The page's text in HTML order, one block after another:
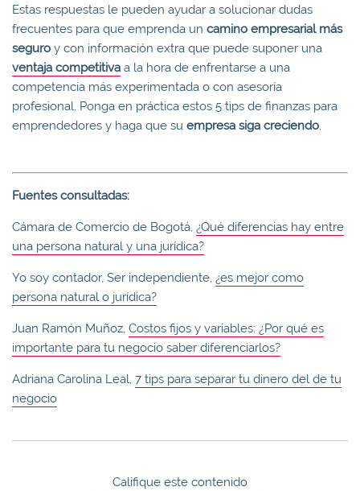
Estas respuestas le pueden ayudar a solucionar dudas
frecuentes para que emprenda un camino empresarial más
seguro y con información extra que puede suponer una
ventaja competitiva a la hora de enfrentarse a una
competencia más experimentada o con asesoría
profesional. Ponga en práctica estos 5 tips de finanzas para
emprendedores y haga que su empresa siga creciendo.
Fuentes consultadas:
Cámara de Comercio de Bogotá, ¿Qué diferencias hay entre
una persona natural y una jurídica?
Yo soy contador, Ser independiente, ¿es mejor como
persona natural o jurídica?
Juan Ramón Muñoz, Costos fijos y variables: ¿Por qué es
importante para tu negocio saber diferenciarlos?
Adriana Carolina Leal, 7 tips para separar tu dinero del de tu
negocio
Califique este contenido